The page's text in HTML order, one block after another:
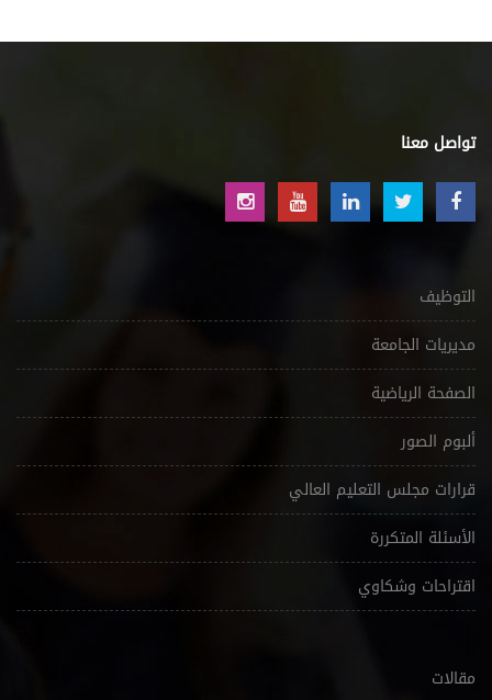
تواصل معنا
التوظيف
مديريات الجامعة
الصفحة الرياضية
ألبوم الصور
قرارات مجلس التعليم العالي
الأسئلة المتكررة
اقتراحات وشكاوي
مقالات